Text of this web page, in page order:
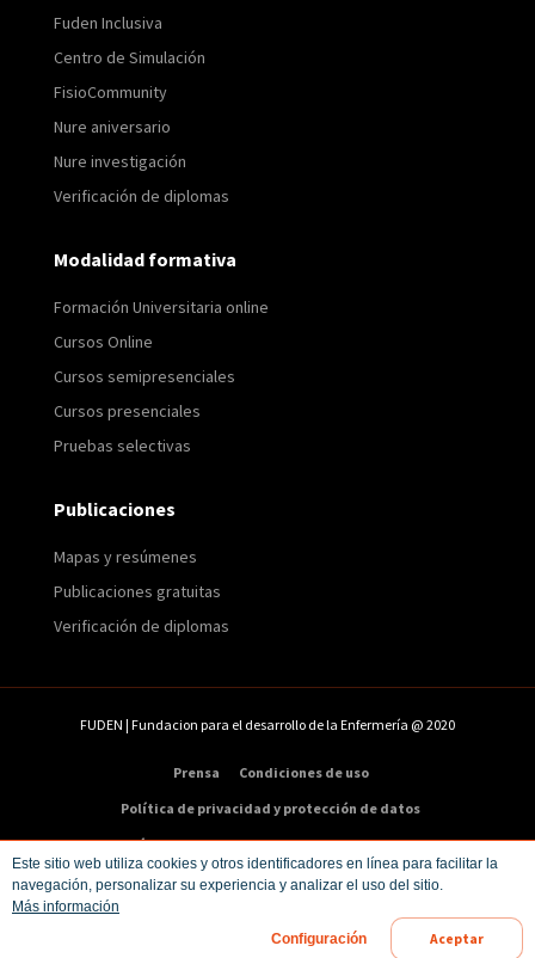
Este sitio web utiliza cookies y otros identificadores en línea para facilitar la
navegación, personalizar su experiencia y analizar el uso del sitio.
Más información
Configuración Aceptar
Fuden Inclusiva
Centro de Simulación
FisioCommunity
Nure aniversario
Nure investigación
Verificación de diplomas
Modalidad formativa
Formación Universitaria online
Cursos Online
Cursos semipresenciales
Cursos presenciales
Pruebas selectivas
Publicaciones
Mapas y resúmenes
Publicaciones gratuitas
Verificación de diplomas
FUDEN | Fundacion para el desarrollo de la Enfermería @ 2020
Prensa
Condiciones de uso
Política de privacidad y protección de datos
Política de cookies
Condiciones de compra
C/ Veneras 9. 5ª – 28013 Madrid
Email:info@fuden.es